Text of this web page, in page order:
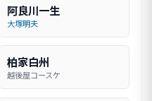
阿良川一生
大塚明夫
柏家白州
越後屋コースケ